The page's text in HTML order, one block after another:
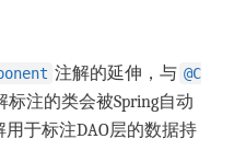
注解的延伸，与 @C
注的类会被Spring自动
用于标注DAO层的数据持